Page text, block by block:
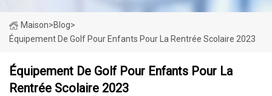
Maison>Blog>
Équipement De Golf Pour Enfants Pour La Rentrée Scolaire 2023
Équipement De Golf Pour Enfants Pour La
Rentrée Scolaire 2023